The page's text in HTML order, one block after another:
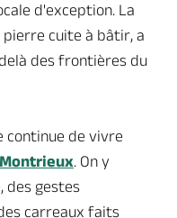
d'exception. La
pierre cuite à bâtir, a
des frontières du
continue de vivre
. On y
des gestes
carreaux faits